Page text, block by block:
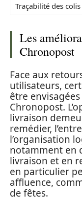
Traçabilité des colis
Les
Chronopost
Face aux
utilisateurs,
être
Chronopost.
livraison
remédier,
l’organisation
notamment en
livraison et en
en particulier
affluence,
de fêtes.